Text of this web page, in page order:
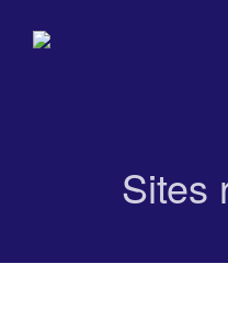
Sites